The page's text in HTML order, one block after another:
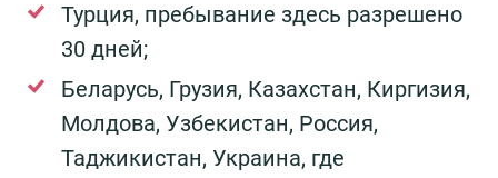
Турция, пребывание здесь разрешено
30 дней;
Беларусь, Грузия, Казахстан, Киргизия,
Молдова, Узбекистан, Россия,
Таджикистан, Украина, где